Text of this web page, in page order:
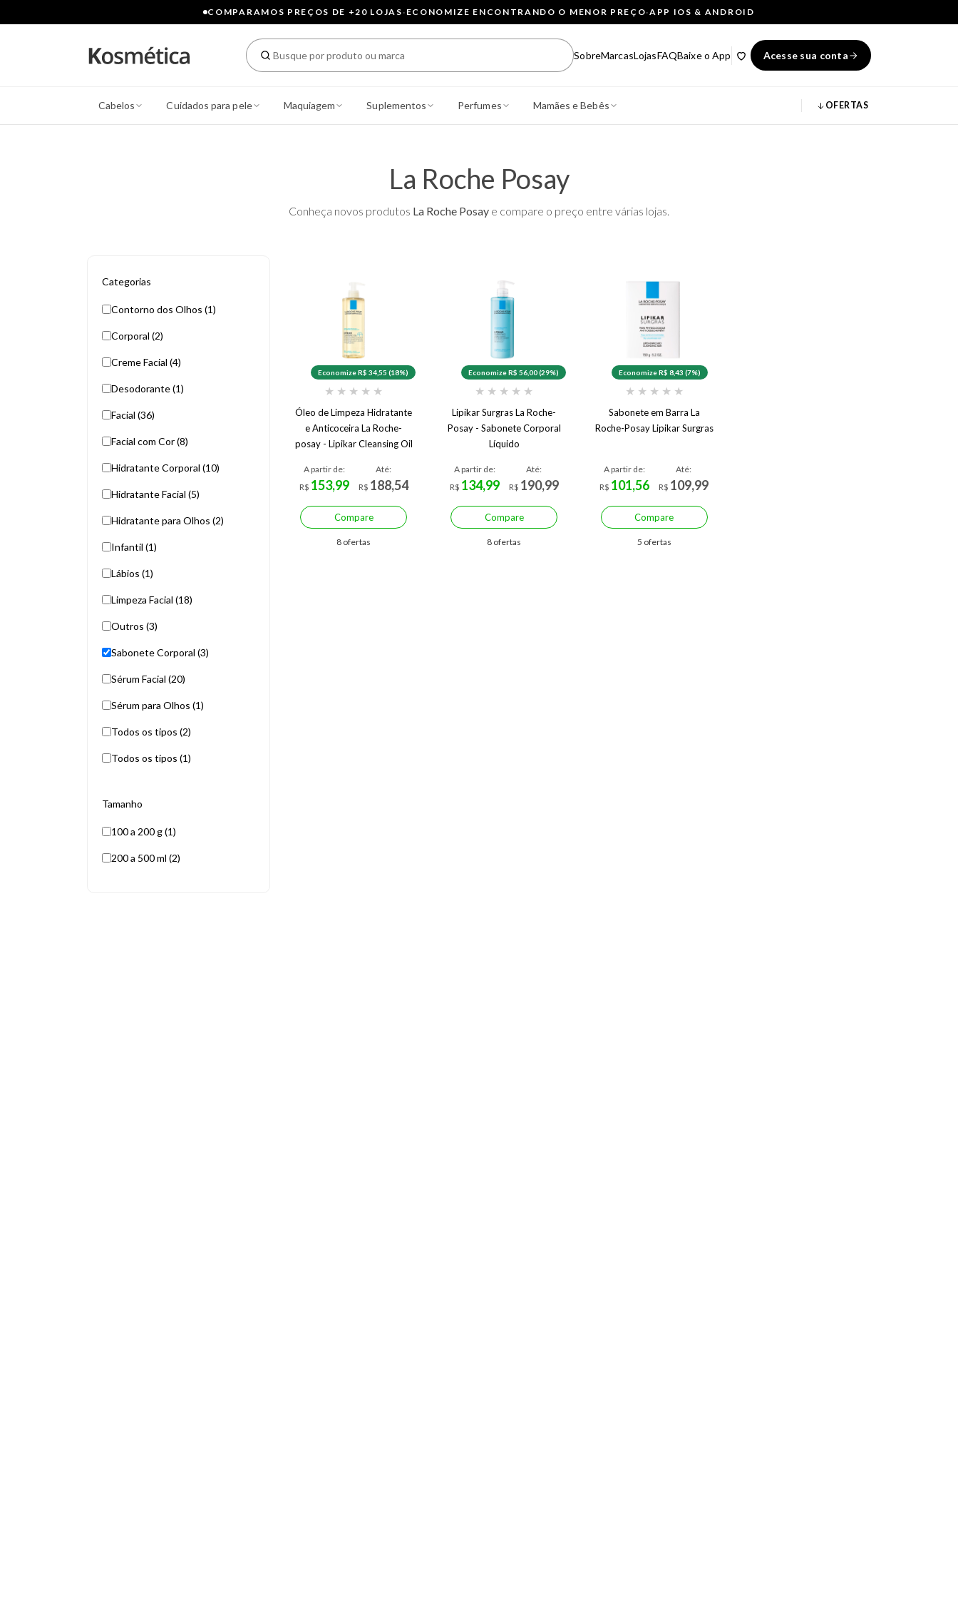
COMPARAMOS PREÇOS DE +20 LOJAS· ECONOMIZE ENCONTRANDO O MENOR PREÇO·APP IOS & ANDROID
SobreMarcasLojasFAQBaixe o App Acesse sua conta
Cabelos Cuidados para pele Maquiagem Suplementos Perfumes Mamães e Bebês OFERTAS
La Roche Posay
Conheça novos produtos La Roche Posay e compare o preço entre várias lojas.
Categorias
Contorno dos Olhos (1)
Corporal (2)
Creme Facial (4)
Desodorante (1)
Facial (36)
Facial com Cor (8)
Hidratante Corporal (10)
Hidratante Facial (5)
Hidratante para Olhos (2)
Infantil (1)
Lábios (1)
Limpeza Facial (18)
Outros (3)
Sabonete Corporal (3)
Sérum Facial (20)
Sérum para Olhos (1)
Todos os tipos (2)
Todos os tipos (1)
Tamanho
100 a 200 g (1)
200 a 500 ml (2)
Economize R$ 34,55 (18%)
★ ★ ★ ★ ★
Óleo de Limpeza Hidratante
e Anticoceira La Roche-
posay - Lipikar Cleansing Oil
A partir de:
R$ 153,99
Até:
R$ 188,54
Compare
8 ofertas
Economize R$ 56,00 (29%)
★ ★ ★ ★ ★
Lipikar Surgras La Roche-
Posay - Sabonete Corporal
Líquido
A partir de:
R$ 134,99
Até:
R$ 190,99
Compare
8 ofertas
Economize R$ 8,43 (7%)
★ ★ ★ ★ ★
Sabonete em Barra La
Roche-Posay Lipikar Surgras
A partir de:
R$ 101,56
Até:
R$ 109,99
Compare
5 ofertas